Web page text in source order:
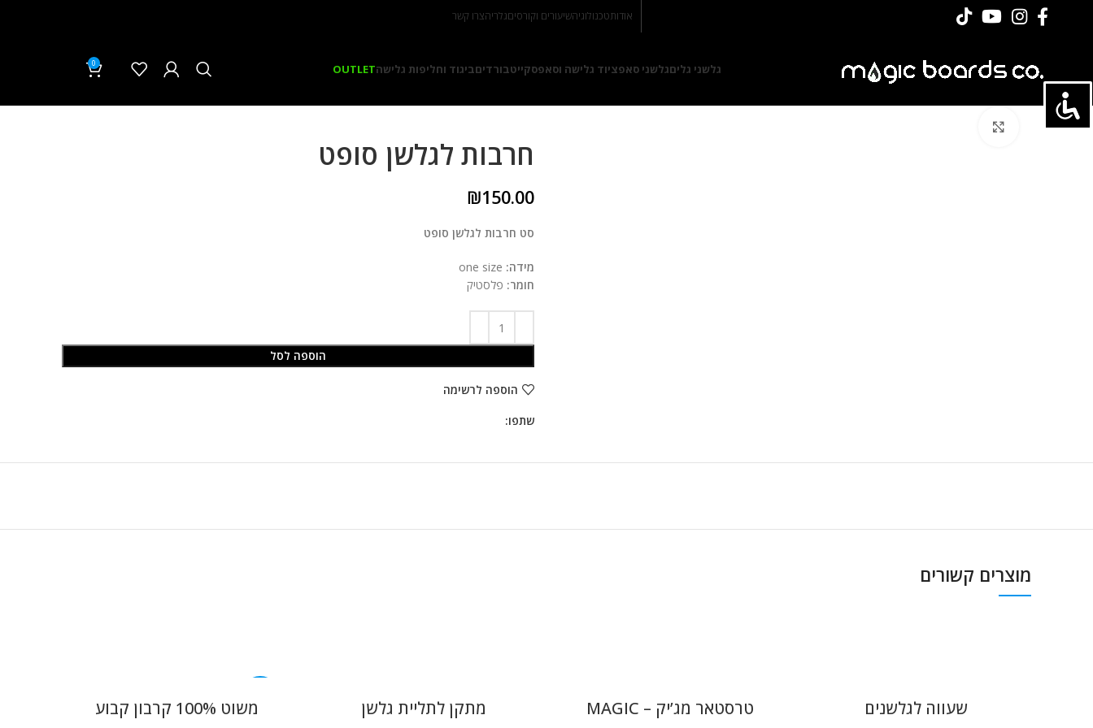
אודותטכנולוגיהשיעורים וקורסיםגלריהצרו קשר
גלשני גליםגלשני סאפציוד גלישה וסאפסקייטבורדיםביגוד וחליפות גלישהOUTLET
0
חרבות לגלשן סופט
₪150.00
סט חרבות לגלשן סופט
מידה:
חומר: פלסטיק
הוספה לסל
הוספה לרשימה
שתפו:
מוצרים קשורים
שעווה לגלשנים טרסטאר מג’יק – MAGIC מתקן לתליית גלשן משוט 100% קרבון קבוע